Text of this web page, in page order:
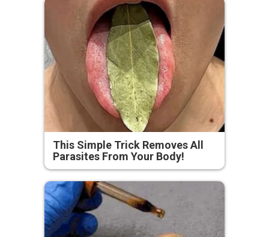
This Simple Trick Removes All
Parasites From Your Body!